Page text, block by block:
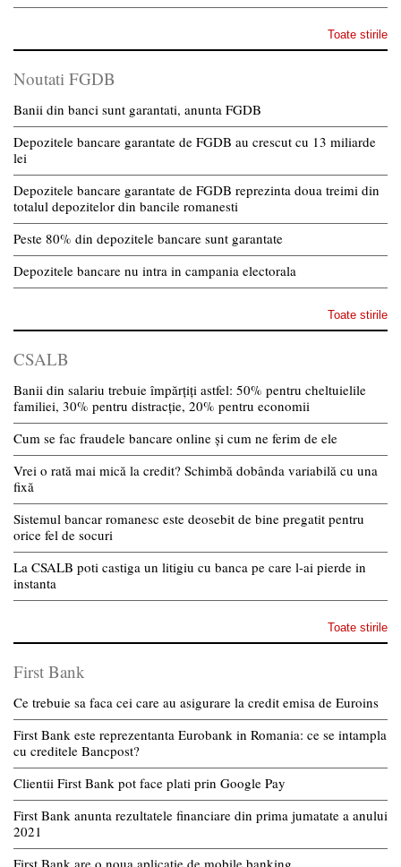
Toate stirile
Noutati FGDB
Banii din banci sunt garantati, anunta FGDB
Depozitele bancare garantate de FGDB au crescut cu 13 miliarde
lei
Depozitele bancare garantate de FGDB reprezinta doua treimi din
totalul depozitelor din bancile romanesti
Peste 80% din depozitele bancare sunt garantate
Depozitele bancare nu intra in campania electorala
Toate stirile
CSALB
Banii din salariu trebuie împărțiți astfel: 50% pentru cheltuielile
familiei, 30% pentru distracție, 20% pentru economii
Cum se fac fraudele bancare online și cum ne ferim de ele
Vrei o rată mai mică la credit? Schimbă dobânda variabilă cu una
fixă
Sistemul bancar romanesc este deosebit de bine pregatit pentru
orice fel de socuri
La CSALB poti castiga un litigiu cu banca pe care l-ai pierde in
instanta
Toate stirile
First Bank
Ce trebuie sa faca cei care au asigurare la credit emisa de Euroins
First Bank este reprezentanta Eurobank in Romania: ce se intampla
cu creditele Bancpost?
Clientii First Bank pot face plati prin Google Pay
First Bank anunta rezultatele financiare din prima jumatate a anului
2021